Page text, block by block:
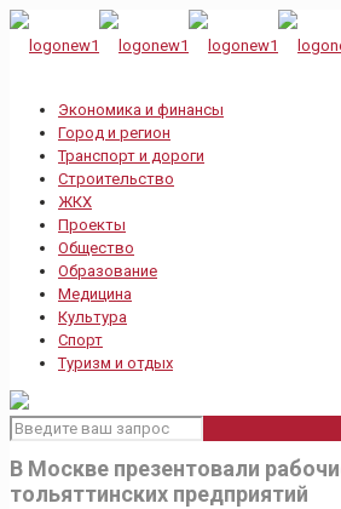
Экономика и финансы
Город и регион
Транспорт и дороги
Строительство
ЖКХ
Проекты
Общество
Образование
Медицина
Культура
Спорт
Туризм и отдых
В Москве презентовали
тольяттинских предприятий